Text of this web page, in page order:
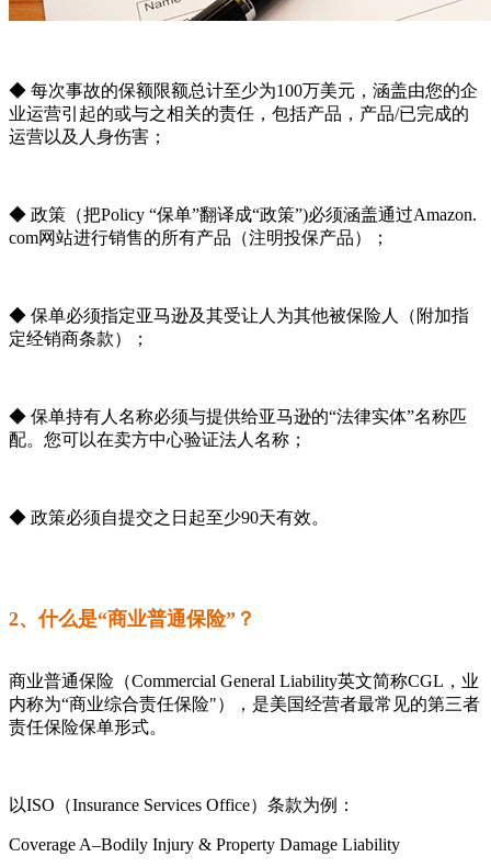
◆ 每次事故的保额限额总计至少为100万美元，涵盖由您的企
业运营引起的或与之相关的责任，包括产品，产品/已完成的
运营以及人身伤害；
◆ 政策（把Policy “保单”翻译成“政策”)必须涵盖通过Amazon.
com网站进行销售的所有产品（注明投保产品）；
◆ 保单必须指定亚马逊及其受让人为其他被保险人（附加指
定经销商条款）；
◆ 保单持有人名称必须与提供给亚马逊的“法律实体”名称匹
配。您可以在卖方中心验证法人名称；
◆ 政策必须自提交之日起至少90天有效。
2、什么是“商业普通保险”？
商业普通保险（Commercial General Liability英文简称CGL，业
内称为“商业综合责任保险"），是美国经营者最常见的第三者
责任保险保单形式。
以ISO（Insurance Services Office）条款为例：
Coverage A–Bodily Injury & Property Damage Liability